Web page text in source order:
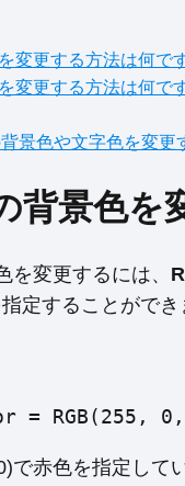
変更する方法は何で
変更する方法は何で
景色や文字色を変更
背景色を
変更するには、
定することがで
= RGB(255,
で赤色を指定し